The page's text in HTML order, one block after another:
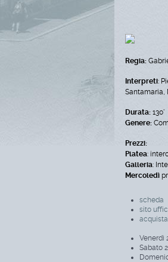
Regia:
Interpreti:
Santamaria,
Durata: 130'
Genere:
Prezzi:
Platea:
Galleria:
Mercoledì
scheda
sito
Venerdì
Sabato